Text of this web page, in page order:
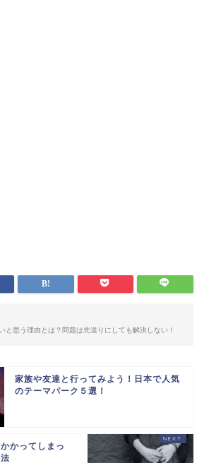
と思う理由とは？問題は先送りにしても解決しない！
家族や友達と行ってみよう！日本で人気
のテーマパーク５選！
かってしまっ